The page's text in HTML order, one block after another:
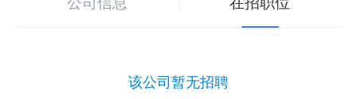
该公司暂无招聘